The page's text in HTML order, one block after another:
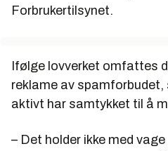
Forbrukertilsynet.
Ifølge lovverket omfattes
reklame av spamforbudet,
aktivt har samtykket til å
– Det holder ikke med